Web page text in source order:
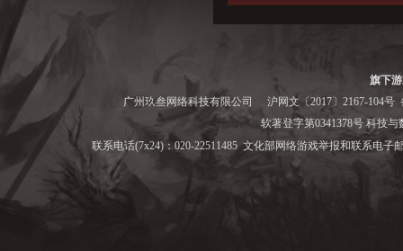
旗下
广州玖叁网络科技有限公司
沪网文〔2017〕2167-104号
软著登字第0341378号 科技
联系电话(7x24)：020-22511485 文化部网络游戏举报和联系电